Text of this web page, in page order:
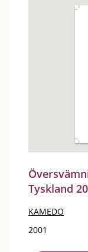
Tyskland
KAMEDO
2001